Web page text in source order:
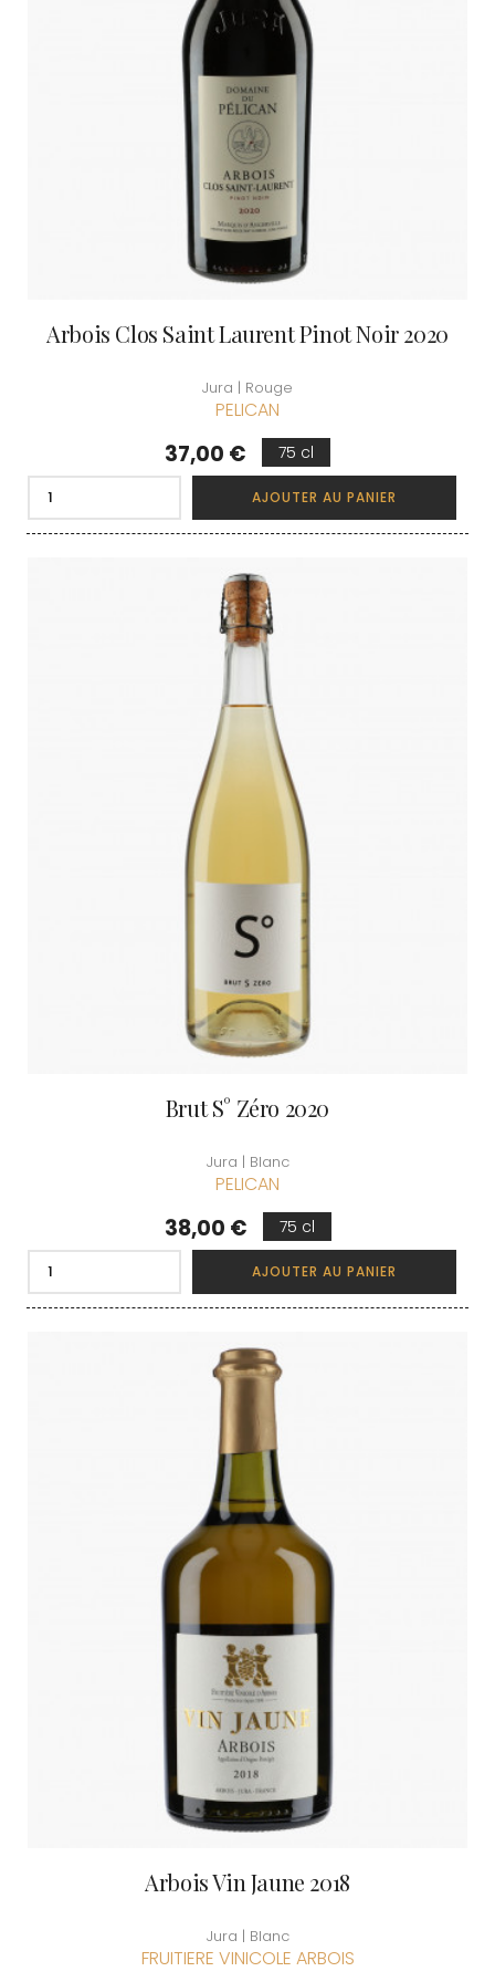
Arbois Clos Saint Laurent Pinot Noir 2020
Jura | Rouge
PELICAN
Prix
37,00 € 75 cl
AJOUTER AU PANIER
Brut S° Zéro 2020
Jura | Blanc
PELICAN
Prix
38,00 € 75 cl
AJOUTER AU PANIER
Arbois Vin Jaune 2018
Jura | Blanc
FRUITIERE VINICOLE ARBOIS